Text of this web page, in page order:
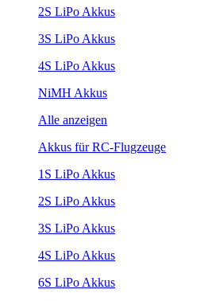
2S LiPo Akkus
3S LiPo Akkus
4S LiPo Akkus
NiMH Akkus
Alle anzeigen
Akkus für RC-Flugzeuge
1S LiPo Akkus
2S LiPo Akkus
3S LiPo Akkus
4S LiPo Akkus
6S LiPo Akkus